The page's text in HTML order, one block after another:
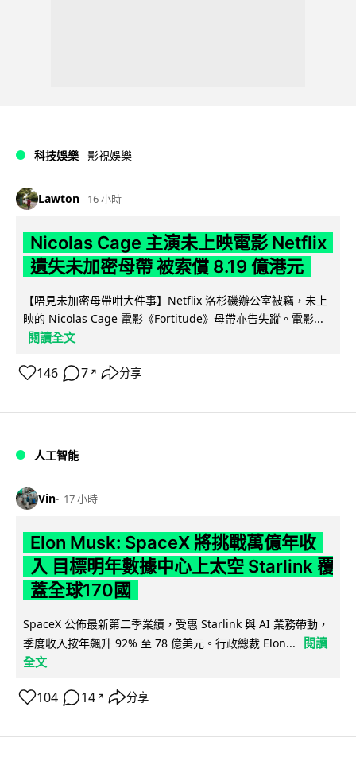
科技娛樂 影視娛樂
Lawton 16 小時
Nicolas Cage 主演未上映電影 Netflix
遺失未加密母帶 被索償 8.19 億港元
【唔見未加密母帶咁大件事】Netflix 洛杉磯辦公室被竊，未上
映的 Nicolas Cage 電影《Fortitude》母帶亦告失蹤。電影...
閱讀全文
146 7 ↗ 分享
人工智能
Vin 17 小時
Elon Musk: SpaceX 將挑戰萬億年收
入 目標明年數據中心上太空 Starlink 覆
蓋全球170國
SpaceX 公佈最新第二季業績，受惠 Starlink 與 AI 業務帶動，
季度收入按年飆升 92% 至 78 億美元。行政總裁 Elon...
閱讀
全文
104 14 ↗ 分享